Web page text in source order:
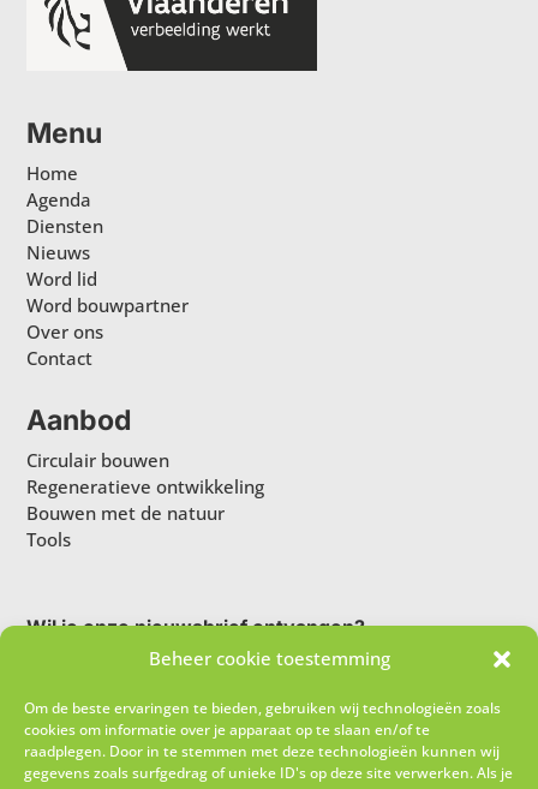
Beheer cookie toestemming
Om de beste ervaringen te bieden, gebruiken wij technologieën zoals
cookies om informatie over je apparaat op te slaan en/of te
raadplegen. Door in te stemmen met deze technologieën kunnen wij
gegevens zoals surfgedrag of unieke ID's op deze site verwerken. Als je
Menu
Home
Agenda
Diensten
Nieuws
Word lid
Word bouwpartner
Over ons
Contact
Aanbod
Circulair bouwen
Regeneratieve ontwikkeling
Bouwen met de natuur
Tools
Wil je onze nieuwsbrief ontvangen?